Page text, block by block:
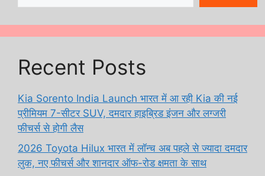
Recent Posts
Kia Sorento India Launch भारत में आ रही Kia की नई
प्रीमियम 7-सीटर SUV, दमदार हाइब्रिड इंजन और लग्जरी
फीचर्स से होगी लैस
2026 Toyota Hilux भारत में लॉन्च अब पहले से ज्यादा दमदार
लुक, नए फीचर्स और शानदार ऑफ-रोड क्षमता के साथ